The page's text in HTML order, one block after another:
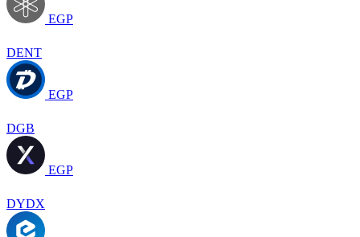
EGP
DENT
EGP
DGB
EGP
DYDX